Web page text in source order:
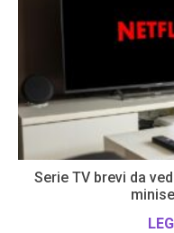
Serie TV brevi da